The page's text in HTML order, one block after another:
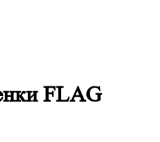
FLAG